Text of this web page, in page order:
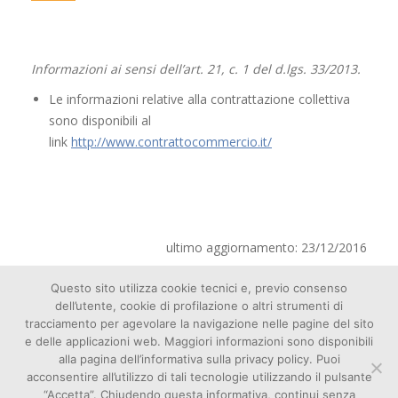
Informazioni ai sensi dell’art. 21, c. 1 del d.lgs. 33/2013.
Le informazioni relative alla contrattazione collettiva
sono disponibili al
link http://www.contrattocommercio.it/
ultimo aggiornamento: 23/12/2016
Cookie
Questo sito utilizza cookie tecnici e, previo consenso
dell’utente, cookie di profilazione o altri strumenti di
tracciamento per agevolare la navigazione nelle pagine del sito
e delle applicazioni web. Maggiori informazioni sono disponibili
alla pagina dell’informativa sulla privacy policy. Puoi
acconsentire all’utilizzo di tali tecnologie utilizzando il pulsante
“Accetta”. Chiudendo questa informativa, continui senza